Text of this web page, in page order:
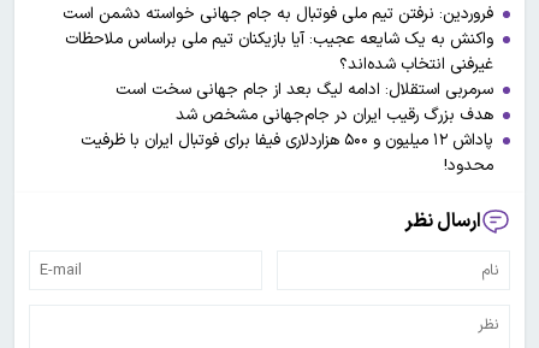
فروردین: نرفتن تیم ملی فوتبال به جام جهانی خواسته دشمن است
واکنش به یک شایعه عجیب: آیا بازیکنان تیم ملی براساس ملاحظات
غیرفنی انتخاب شده‌اند؟
سرمربی استقلال: ادامه لیگ بعد از جام جهانی سخت است
هدف بزرگ رقیب ایران در جام‌جهانی مشخص شد
پاداش ۱۲ میلیون و ۵۰۰ هزاردلاری فیفا برای فوتبال ایران با ظرفیت
محدود!
ارسال نظر